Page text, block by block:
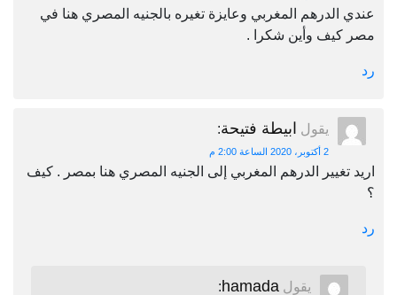
عندي الدرهم المغربي وعايزة تغيره بالجنيه المصري هنا في
مصر كيف وأين شكرا .
رد
يقول ابيطة فتيحة:
2 أكتوبر، 2020 الساعة 2:00 م
اريد تغيير الدرهم المغربي إلى الجنيه المصري هنا بمصر . كيف
؟
رد
يقول hamada
: